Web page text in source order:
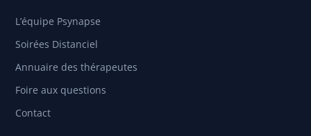
L’équipe Psynapse
Soirées Distanciel
Annuaire des thérapeutes
Foire aux questions
Contact